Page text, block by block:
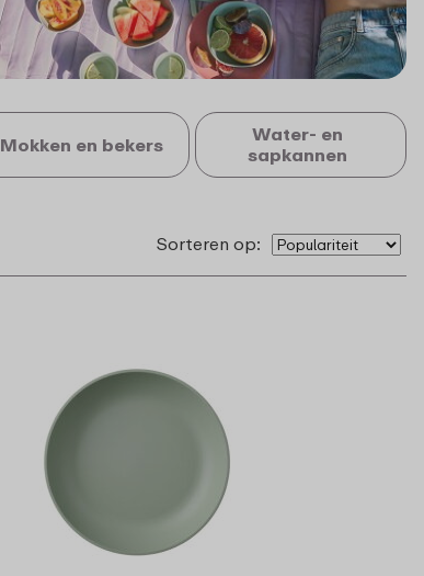
Mokken en bekers
Water- en
sapkannen
Sorteren op: